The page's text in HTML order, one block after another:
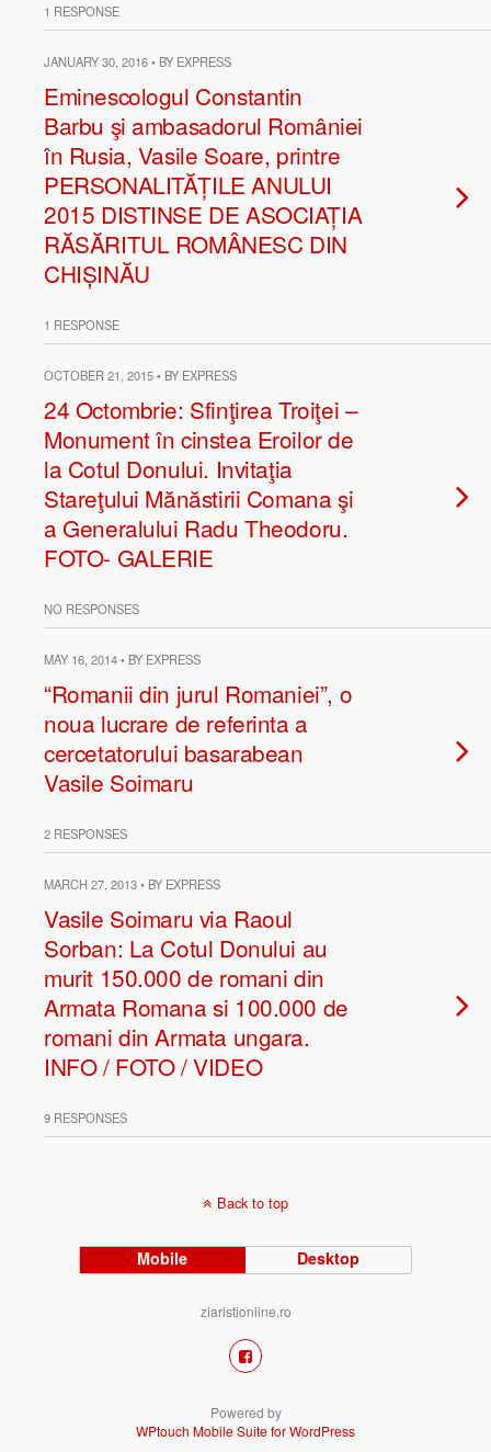
1 RESPONSE
JANUARY 30, 2016 • BY EXPRESS
Eminescologul Constantin
Barbu şi ambasadorul României
în Rusia, Vasile Soare, printre
PERSONALITĂȚILE ANULUI
2015 DISTINSE DE ASOCIAȚIA
RĂSĂRITUL ROMÂNESC DIN
CHIȘINĂU
1 RESPONSE
OCTOBER 21, 2015 • BY EXPRESS
24 Octombrie: Sfinţirea Troiţei –
Monument în cinstea Eroilor de
la Cotul Donului. Invitaţia
Stareţului Mănăstirii Comana şi
a Generalului Radu Theodoru.
FOTO- GALERIE
NO RESPONSES
MAY 16, 2014 • BY EXPRESS
“Romanii din jurul Romaniei”, o
noua lucrare de referinta a
cercetatorului basarabean
Vasile Soimaru
2 RESPONSES
MARCH 27, 2013 • BY EXPRESS
Vasile Soimaru via Raoul
Sorban: La Cotul Donului au
murit 150.000 de romani din
Armata Romana si 100.000 de
romani din Armata ungara.
INFO / FOTO / VIDEO
9 RESPONSES
Back to top
Mobile Desktop
ziaristionline.ro
Powered by
WPtouch Mobile Suite for WordPress